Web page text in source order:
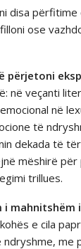
disa përfitime
ose
përjetoni
në veçanti
në
të
dekada të
mëshirë
trillues.
i
e cila
me